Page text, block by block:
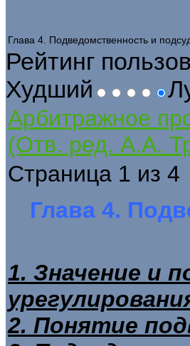
Глава 4. Подведомственность и
Рейтинг
Худший
Арбитражное
(Отв. ред. А.А.
Страница 1 из 4
Глава 4.
1. Значение и
2. Понятие